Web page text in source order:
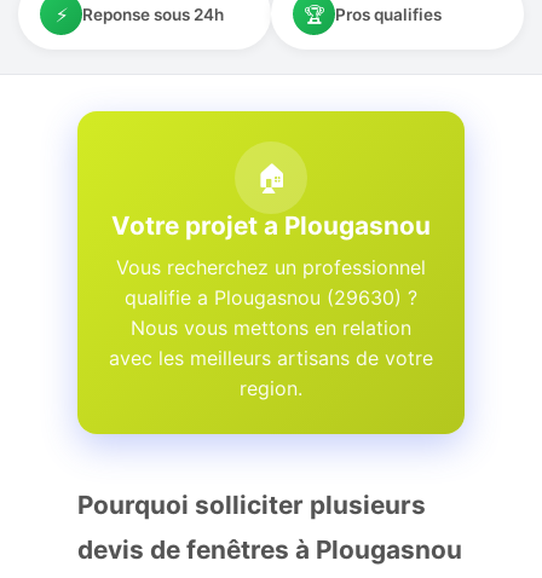
⚡ Reponse sous 24h 🏆 Pros qualifies
🏠
Votre projet a Plougasnou
Vous recherchez un professionnel
qualifie a Plougasnou (29630) ?
Nous vous mettons en relation
avec les meilleurs artisans de votre
region.
Pourquoi solliciter plusieurs
devis de fenêtres à Plougasnou